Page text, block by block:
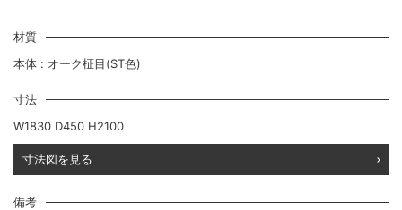
材質
本体 : オーク柾目(ST色)
寸法
W1830 D450 H2100
寸法図を見る
備考